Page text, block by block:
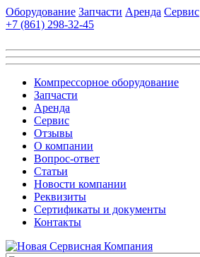
Оборудование Запчасти Аренда Сервис
+7 (861) 298-32-45
Компрессорное оборудование
Запчасти
Аренда
Сервис
Отзывы
О компании
Вопрос-ответ
Статьи
Новости компании
Реквизиты
Сертификаты и документы
Контакты